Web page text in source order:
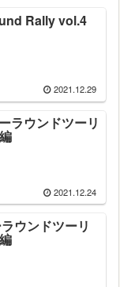
Rally vol.4
2021.12.29
ラウンドツーリ
2021.12.24
ウンドツーリ